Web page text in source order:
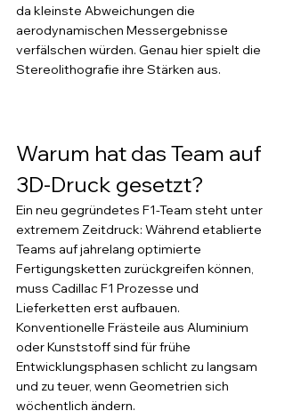
da kleinste Abweichungen die
aerodynamischen Messergebnisse
verfälschen würden. Genau hier spielt die
Stereolithografie ihre Stärken aus.
Warum hat das Team auf
3D-Druck gesetzt?
Ein neu gegründetes F1-Team steht unter
extremem Zeitdruck: Während etablierte
Teams auf jahrelang optimierte
Fertigungsketten zurückgreifen können,
muss Cadillac F1 Prozesse und
Lieferketten erst aufbauen.
Konventionelle Frästeile aus Aluminium
oder Kunststoff sind für frühe
Entwicklungsphasen schlicht zu langsam
und zu teuer, wenn Geometrien sich
wöchentlich ändern.